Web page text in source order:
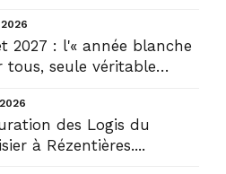
2027 : l'« année blanche
tous, seule véritable
des Logis du
à Rézentières....